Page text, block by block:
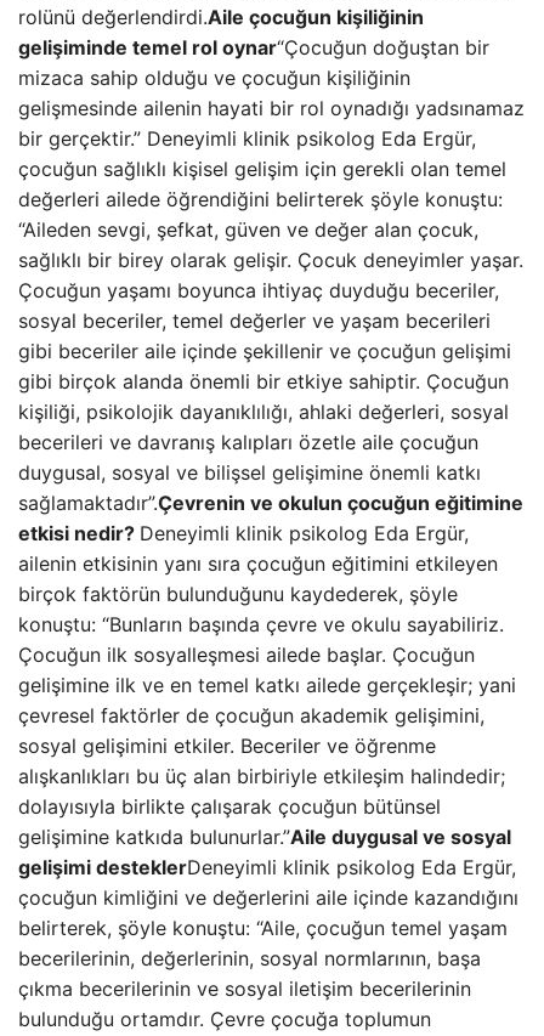
rolünü değerlendirdi.Aile çocuğun kişiliğinin
gelişiminde temel rol oynar“Çocuğun doğuştan bir
mizaca sahip olduğu ve çocuğun kişiliğinin
gelişmesinde ailenin hayati bir rol oynadığı yadsınamaz
bir gerçektir.” Deneyimli klinik psikolog Eda Ergür,
çocuğun sağlıklı kişisel gelişim için gerekli olan temel
değerleri ailede öğrendiğini belirterek şöyle konuştu:
“Aileden sevgi, şefkat, güven ve değer alan çocuk,
sağlıklı bir birey olarak gelişir. Çocuk deneyimler yaşar.
Çocuğun yaşamı boyunca ihtiyaç duyduğu beceriler,
sosyal beceriler, temel değerler ve yaşam becerileri
gibi beceriler aile içinde şekillenir ve çocuğun gelişimi
gibi birçok alanda önemli bir etkiye sahiptir. Çocuğun
kişiliği, psikolojik dayanıklılığı, ahlaki değerleri, sosyal
becerileri ve davranış kalıpları özetle aile çocuğun
duygusal, sosyal ve bilişsel gelişimine önemli katkı
sağlamaktadır”.Çevrenin ve okulun çocuğun eğitimine
etkisi nedir? Deneyimli klinik psikolog Eda Ergür,
ailenin etkisinin yanı sıra çocuğun eğitimini etkileyen
birçok faktörün bulunduğunu kaydederek, şöyle
konuştu: “Bunların başında çevre ve okulu sayabiliriz.
Çocuğun ilk sosyalleşmesi ailede başlar. Çocuğun
gelişimine ilk ve en temel katkı ailede gerçekleşir; yani
çevresel faktörler de çocuğun akademik gelişimini,
sosyal gelişimini etkiler. Beceriler ve öğrenme
alışkanlıkları bu üç alan birbiriyle etkileşim halindedir;
dolayısıyla birlikte çalışarak çocuğun bütünsel
gelişimine katkıda bulunurlar.”Aile duygusal ve sosyal
gelişimi desteklerDeneyimli klinik psikolog Eda Ergür,
çocuğun kimliğini ve değerlerini aile içinde kazandığını
belirterek, şöyle konuştu: “Aile, çocuğun temel yaşam
becerilerinin, değerlerinin, sosyal normlarının, başa
çıkma becerilerinin ve sosyal iletişim becerilerinin
bulunduğu ortamdır. Çevre çocuğa toplumun